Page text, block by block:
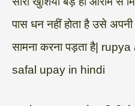
पास धन नहीं होता है उसे
सामना करना पड़ता है|
safal upay in hindi